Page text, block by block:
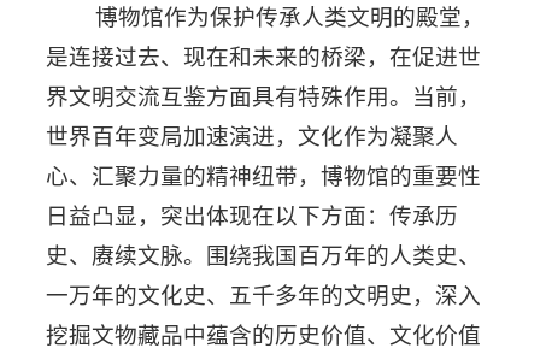
博物馆作为保护传承人类文明的殿堂，
是连接过去、现在和未来的桥梁，在促进世
界文明交流互鉴方面具有特殊作用。当前，
世界百年变局加速演进，文化作为凝聚人
心、汇聚力量的精神纽带，博物馆的重要性
日益凸显，突出体现在以下方面：传承历
史、赓续文脉。围绕我国百万年的人类史、
一万年的文化史、五千多年的文明史，深入
挖掘文物藏品中蕴含的历史价值、文化价值